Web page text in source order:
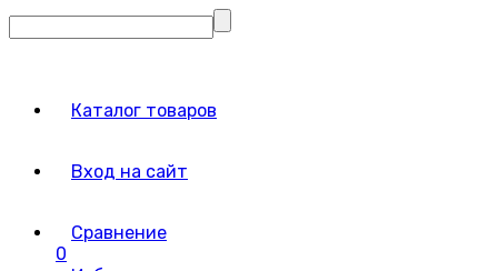
Каталог товаров
Вход на сайт
Сравнение
0